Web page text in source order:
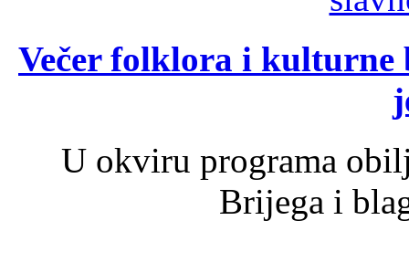
Večer folklora i kulturne
U okviru programa
Brijega i